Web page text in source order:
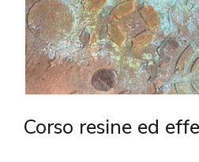
Corso resine ed